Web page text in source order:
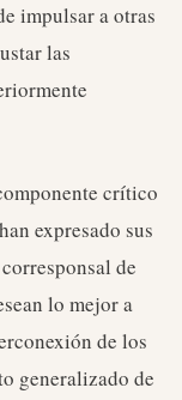
impulsar a otras
las
crítico
expresado sus
de
lo mejor a
de los
generalizado de